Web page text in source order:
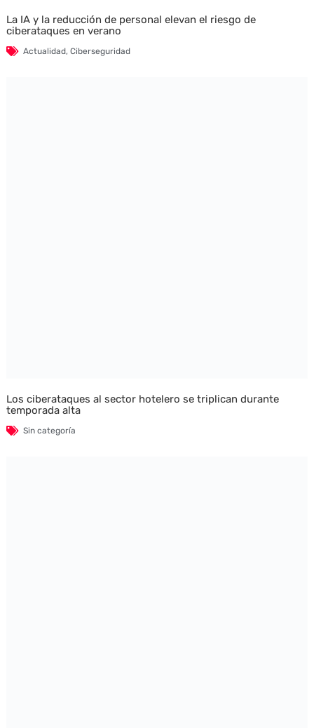
La IA y la reducción de personal elevan el riesgo de
ciberataques en verano
Actualidad, Ciberseguridad
Los ciberataques al sector hotelero se triplican durante
temporada alta
Sin categoría